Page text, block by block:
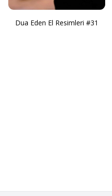
Dua Eden El Resimleri #31